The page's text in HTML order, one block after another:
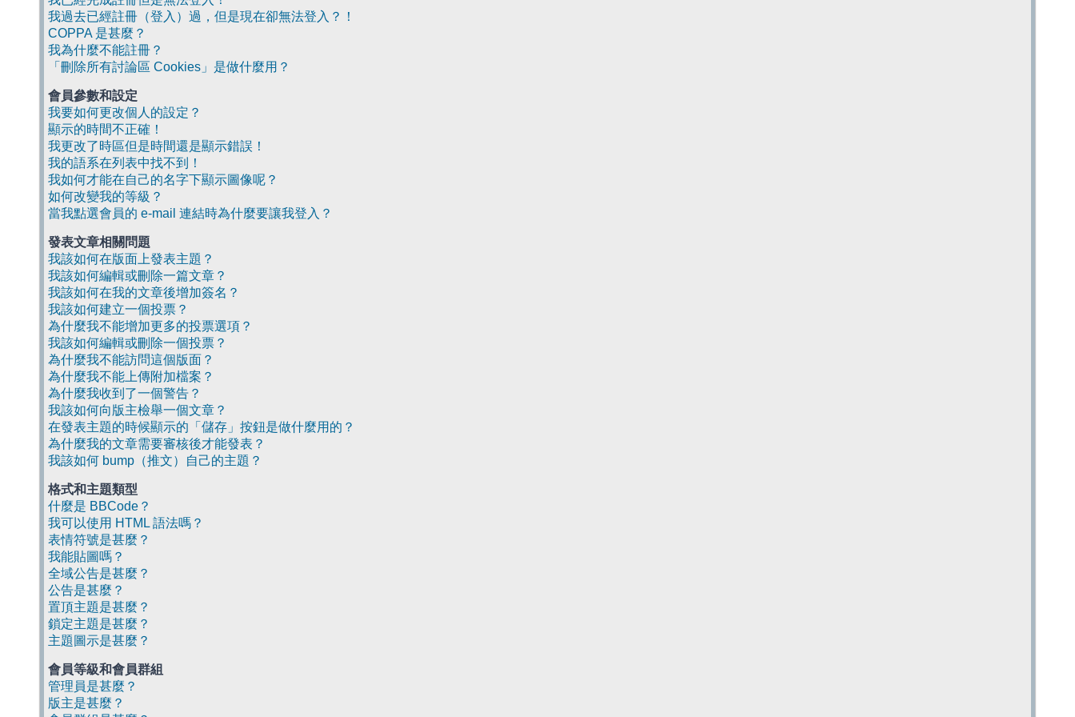
我過去已經註冊（登入）過，但是現在卻無法登入？！
COPPA 是甚麼？
我為什麼不能註冊？
「刪除所有討論區 Cookies」是做什麼用？
會員參數和設定
我要如何更改個人的設定？
顯示的時間不正確！
我更改了時區但是時間還是顯示錯誤！
我的語系在列表中找不到！
我如何才能在自己的名字下顯示圖像呢？
如何改變我的等級？
當我點選會員的 e-mail 連結時為什麼要讓我登入？
發表文章相關問題
我該如何在版面上發表主題？
我該如何編輯或刪除一篇文章？
我該如何在我的文章後增加簽名？
我該如何建立一個投票？
為什麼我不能增加更多的投票選項？
我該如何編輯或刪除一個投票？
為什麼我不能訪問這個版面？
為什麼我不能上傳附加檔案？
為什麼我收到了一個警告？
我該如何向版主檢舉一個文章？
在發表主題的時候顯示的「儲存」按鈕是做什麼用的？
為什麼我的文章需要審核後才能發表？
我該如何 bump（推文）自己的主題？
格式和主題類型
什麼是 BBCode？
我可以使用 HTML 語法嗎？
表情符號是甚麼？
我能貼圖嗎？
全域公告是甚麼？
公告是甚麼？
置頂主題是甚麼？
鎖定主題是甚麼？
主題圖示是甚麼？
會員等級和會員群組
管理員是甚麼？
版主是甚麼？